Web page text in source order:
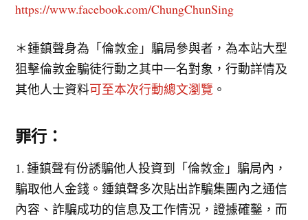
https://www.facebook.com/ChungChunSing
＊鍾鎮聲身為「倫敦金」騙局參與者，為本站大型
狙擊倫敦金騙徒行動之其中一名對象，行動詳情及
其他人士資料可至本次行動總文瀏覽 。
罪行：
1. 鍾鎮聲有份誘騙他人投資到「倫敦金」騙局內，
騙取他人金錢。鍾鎮聲多次貼出詐騙集團內之通信
內容、詐騙成功的信息及工作情況，證據確鑿，而